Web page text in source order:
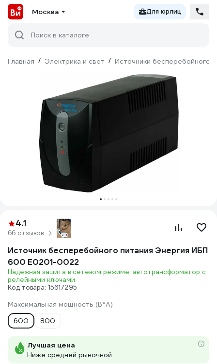
Москва Для юрлиц
Поиск в каталоге
Главная / Электрика и свет / Источники бесперебойного
4.1
66 отзывов
Источник бесперебойного питания Энергия ИБП
600 Е0201-0022
Надежная защита в сетевом режиме: автотрансформатор с
релейными ключами
Код товара: 15617295
Максимальная мощность (В*А)
600
800
Лучшая цена
Ниже средней рыночной